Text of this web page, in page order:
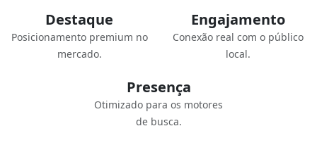
Destaque
Posicionamento premium no
mercado.
Engajamento
Conexão real com o público
local.
Presença
Otimizado para os motores
de busca.